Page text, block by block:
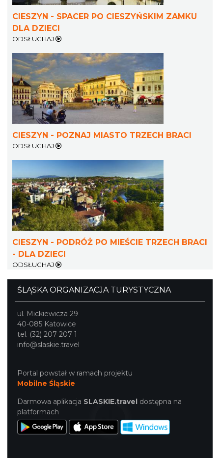
Cieszyn
0.41 km
Cieszyn
2026-08-28
0.41 km
Cieszyn
2026-08-22
0.41 km
Cieszyn
CIESZYN - SPACER PO CIESZYŃSKIM ZAMKU
DLA DZIECI
ODSŁUCHAJ
CIESZYN - POZNAJ MIASTO TRZECH BRACI
ODSŁUCHAJ
CIESZYN - PODRÓŻ PO MIEŚCIE TRZECH BRACI
- DLA DZIECI
ODSŁUCHAJ
ŚLĄSKA ORGANIZACJA TURYSTYCZNA
ul. Mickiewicza 29
40-085 Katowice
tel. (32) 207 207 1
info@slaskie.travel
Portal powstał w ramach projektu
Mobilne Śląskie
Darmowa aplikacja SLASKIE.travel dostępna na
platformach